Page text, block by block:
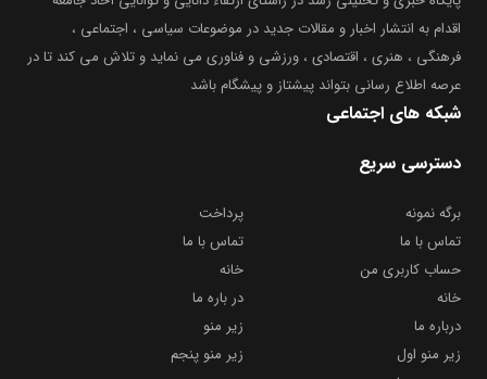
اقدام به انتشار اخبار و مقالات جدید در موضوعات سیاسی ، اجتماعی ،
فرهنگی ، هنری ، اقتصادی ، ورزشی و فناوری می نماید و تلاش می کند تا در
عرصه اطلاع رسانی بتواند پیشتاز و پیشگام باشد
شبکه های اجتماعی
دسترسی سریع
برگه نمونه
پرداخت
تماس با ما
تماس با ما
حساب کاربری من
خانه
خانه
در باره ما
درباره ما
زیر منو
زیر منو اول
زیر منو پنجم